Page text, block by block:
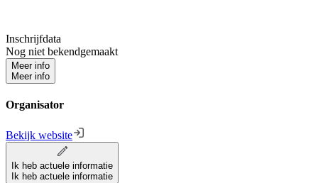
Inschrijfdata
Nog niet bekendgemaakt
Meer info
Meer info
Organisator
Bekijk website
Ik heb actuele informatie
Ik heb actuele informatie